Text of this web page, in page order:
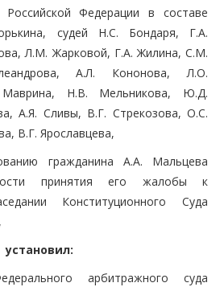
Российской Федерации в составе
судей Н.С. Бондаря, Г.А.
Л.М. Жарковой, Г.А. Жилина, С.М.
А.Л. Кононова, Л.О.
Маврина, Н.В. Мельникова, Ю.Д.
А.Я. Сливы, В.Г. Стрекозова, О.С.
В.Г. Ярославцева,
гражданина А.А. Мальцева
принятия его жалобы к
Конституционного Суда
установил:
арбитражного суда